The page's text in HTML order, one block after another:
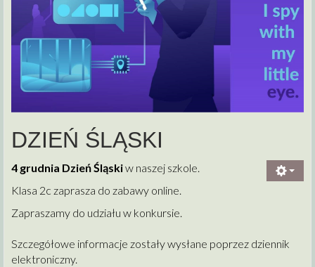
DZIEŃ ŚLĄSKI
4 grudnia Dzień Śląskiw naszej szkole.
Klasa 2c zaprasza do zabawy online.
Zapraszamy do udziału w konkursie.
Szczegółowe informacje zostały wysłane poprzez dziennik
elektroniczny.